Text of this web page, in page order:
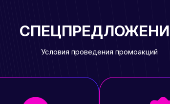
Условия проведения промоакций